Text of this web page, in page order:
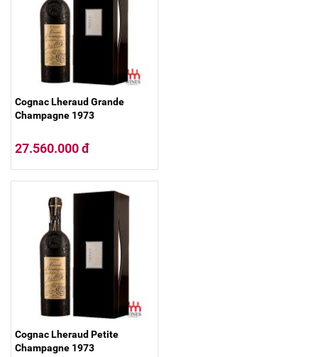
Cognac Lheraud Grande
Champagne 1973
27.560.000 đ
Cognac Lheraud Petite
Champagne 1973